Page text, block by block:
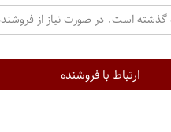
ت
ه
ن
گذشته است. در صورت نیاز از
ارتباط با فروشنده